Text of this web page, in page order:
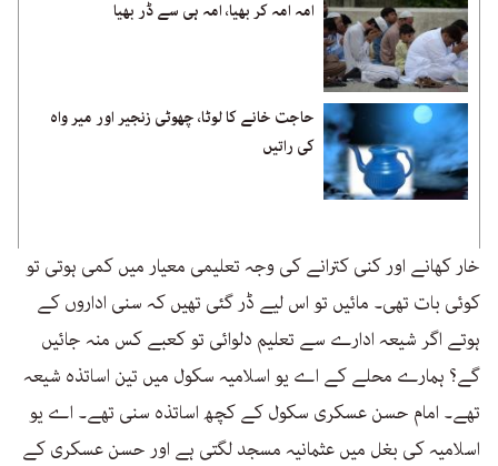
امہ امہ کر بھیا، امہ ہی سے ڈر بھیا
حاجت خانے کا لوٹا، چھوٹی زنجیر اور میر واہ
کی راتیں
خار کھانے اور کنی کترانے کی وجہ تعلیمی معیار میں کمی ہوتی تو
کوئی بات تھی۔ مائیں تو اس لیے ڈر گئی تھیں کہ سنی اداروں کے
ہوتے اگر شیعہ ادارے سے تعلیم دلوائی تو کعبے کس منہ جائیں
گے؟ ہمارے محلے کے اے یو اسلامیہ سکول میں تین اساتذہ شیعہ
تھے۔ امام حسن عسکری سکول کے کچھ اساتذہ سنی تھے۔ اے یو
اسلامیہ کی بغل میں عثمانیہ مسجد لگتی ہے اور حسن عسکری کے